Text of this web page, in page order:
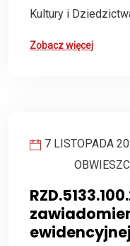
Kultury i
Zobacz więcej
7 LISTOPADA
ewidencyjnej